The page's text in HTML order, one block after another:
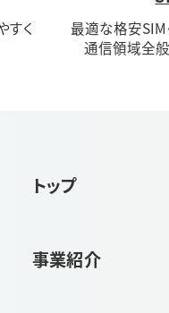
すく
最適な格安SIM
通信領域全般
トップ
事業紹介